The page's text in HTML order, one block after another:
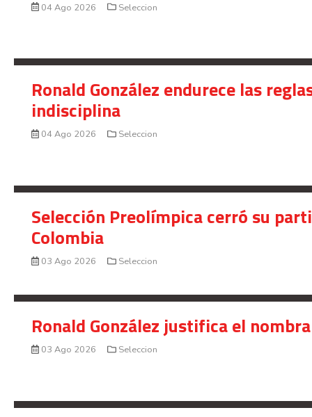
04 Ago 2026 Seleccion
Ronald González endurece las
indisciplina
04 Ago 2026 Seleccion
Selección Preolímpica cerró su
Colombia
03 Ago 2026 Seleccion
Ronald González justifica el
03 Ago 2026 Seleccion